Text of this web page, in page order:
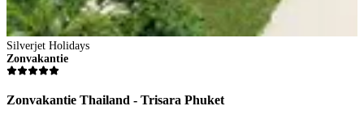
Silverjet Holidays
Zonvakantie
Zonvakantie Thailand - Trisara Phuket